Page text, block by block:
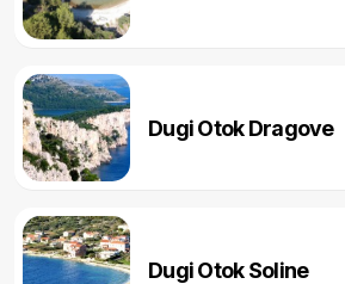
Dugi Otok Dragove
Dugi Otok Soline